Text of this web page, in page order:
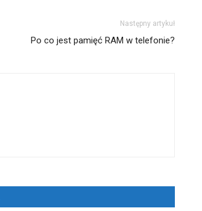
Następny artykuł
Po co jest pamięć RAM w telefonie?